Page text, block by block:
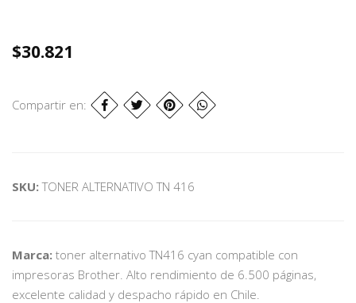
$30.821
Compartir en:
SKU:TONER ALTERNATIVO TN 416
Marca: toner alternativo TN416 cyan compatible con
impresoras Brother. Alto rendimiento de 6.500 páginas,
excelente calidad y despacho rápido en Chile.